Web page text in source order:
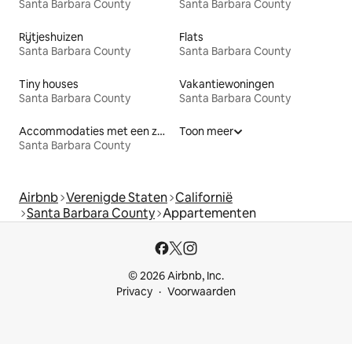
Santa Barbara County Santa Barbara County
Rijtjeshuizen
Santa Barbara County
Flats
Santa Barbara County
Tiny houses
Santa Barbara County
Vakantiewoningen
Santa Barbara County
Accommodaties met een zwembad
Santa Barbara County
Toon meer
Airbnb Verenigde Staten Californië
Santa Barbara County Appartementen
© 2026 Airbnb, Inc.
Privacy
Voorwaarden